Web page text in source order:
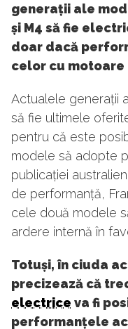
generații ale
și M4 să fie
doar dacă
celor cu motoare
Actualele generații
să fie ultimele
pentru că este
modele să adopte
publicației
de performanță,
cele două modele
ardere internă în
Totuși, în ciuda
precizează că
electrice va fi
performanțele